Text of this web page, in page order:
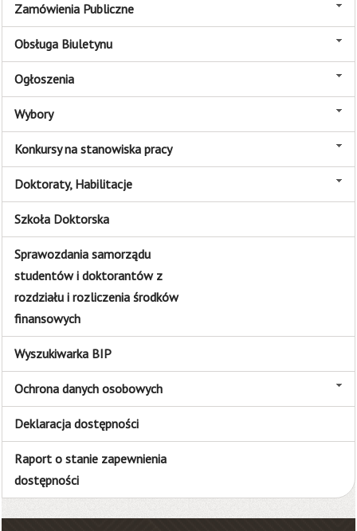
Zamówienia Publiczne
Obsługa Biuletynu
Ogłoszenia
Wybory
Konkursy na stanowiska pracy
Doktoraty, Habilitacje
Szkoła Doktorska
Sprawozdania samorządu
studentów i doktorantów z
rozdziału i rozliczenia środków
finansowych
Wyszukiwarka BIP
Ochrona danych osobowych
Deklaracja dostępności
Raport o stanie zapewnienia
dostępności